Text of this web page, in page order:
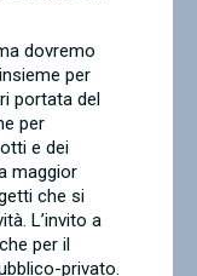
dovremo
per
portata del
per
e dei
maggior
che si
L’invito a
per il
privato.